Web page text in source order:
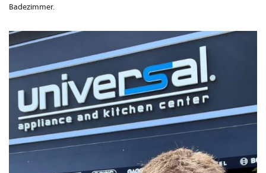
Badezimmer.